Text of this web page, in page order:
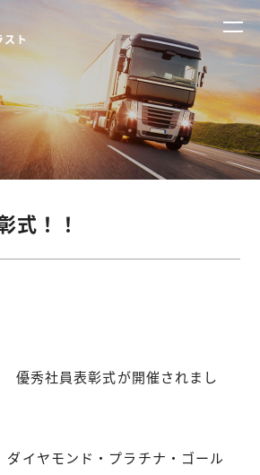
スト
式！！
優秀社員表彰式が開催されまし
ダイヤモンド・プラチナ・ゴール